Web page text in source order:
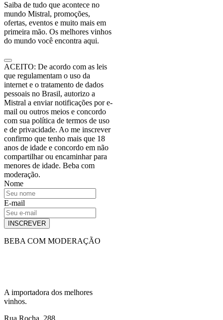
Saiba de tudo que acontece no
mundo Mistral, promoções,
ofertas, eventos e muito mais em
primeira mão. Os melhores vinhos
do mundo você encontra aqui.
ACEITO: De acordo com as leis
que regulamentam o uso da
internet e o tratamento de dados
pessoais no Brasil, autorizo a
Mistral a enviar notificações por e-
mail ou outros meios e concordo
com sua política de termos de uso
e de privacidade. Ao me inscrever
confirmo que tenho mais que 18
anos de idade e concordo em não
compartilhar ou encaminhar para
menores de idade. Beba com
moderação.
Nome
E-mail
INSCREVER
BEBA COM MODERAÇÃO
A importadora dos melhores
vinhos.
Rua Rocha, 288